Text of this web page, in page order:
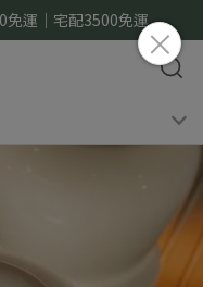
免運｜宅配3500免運